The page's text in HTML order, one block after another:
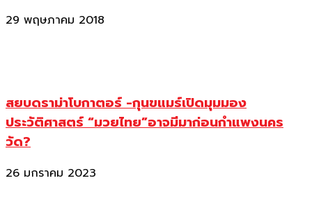
29 พฤษภาคม 2018
สยบดราม่าโบกาตอร์ -กุนขแมร์เปิดมุมมอง
ประวัติศาสตร์ “มวยไทย”อาจมีมาก่อนกำแพงนคร
วัด?
26 มกราคม 2023